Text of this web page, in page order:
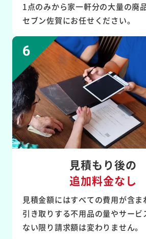
1点のみから家一軒分の大量の廃
セブン佐賀にお任せください。
見積もり後の
追加料金なし
見積金額にはすべての費用が含ま
引き取りする不用品の量やサービ
ない限り請求額は変わりません。